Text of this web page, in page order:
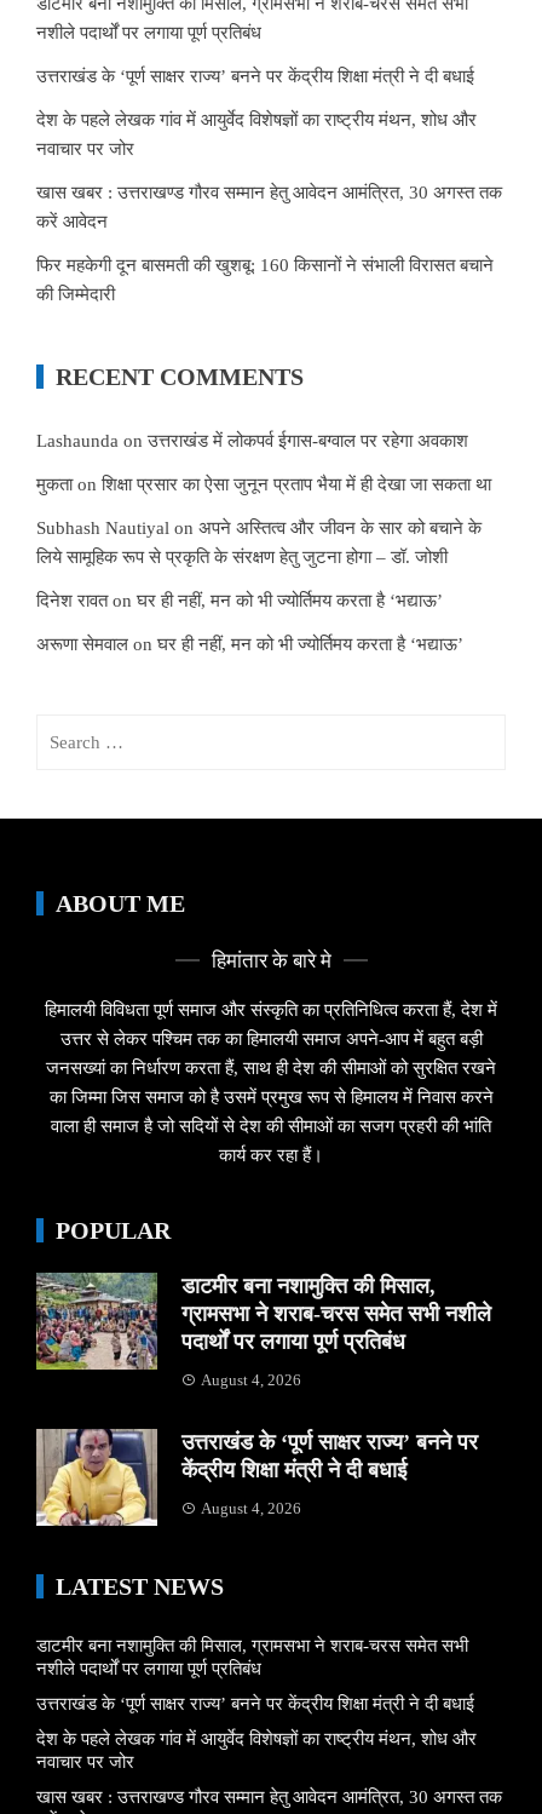
नशीले पदार्थों पर लगाया पूर्ण प्रतिबंध
उत्तराखंड के ‘पूर्ण साक्षर राज्य’ बनने पर केंद्रीय शिक्षा मंत्री ने दी बधाई
देश के पहले लेखक गांव में आयुर्वेद विशेषज्ञों का राष्ट्रीय मंथन, शोध और
नवाचार पर जोर
खास खबर : उत्तराखण्ड गौरव सम्मान हेतु आवेदन आमंत्रित, 30 अगस्त तक
करें आवेदन
फिर महकेगी दून बासमती की खुशबू: 160 किसानों ने संभाली विरासत बचाने
की जिम्मेदारी
RECENT COMMENTS
Lashaunda onउत्तराखंड में लोकपर्व ईगास-बग्वाल पर रहेगा अवकाश
मुकताonशिक्षा प्रसार का ऐसा जुनून प्रताप भैया में ही देखा जा सकता था
Subhash Nautiyal on अपने अस्तित्व और जीवन के सार को बचाने के
लिये सामूहिक रूप से प्रकृति के संरक्षण हेतु जुटना होगा – डॉ. जोशी
दिनेश रावतonघर ही नहीं, मन को भी ज्योर्तिमय करता है ‘भद्याऊ’
अरूणा सेमवाल onघर ही नहीं, मन को भी ज्योर्तिमय करता है ‘भद्याऊ’
ABOUT ME
हिमांतार के बारे मे
हिमालयी विविधता पूर्ण समाज और संस्कृति का प्रतिनिधित्व करता हैं, देश में
उत्तर से लेकर पश्चिम तक का हिमालयी समाज अपने-आप में बहुत बड़ी
जनसख्यां का निर्धारण करता हैं, साथ ही देश की सीमाओं को सुरक्षित रखने
का जिम्मा जिस समाज को है उसमें प्रमुख रूप से हिमालय में निवास करने
वाला ही समाज है जो सदियों से देश की सीमाओं का सजग प्रहरी की भांति
कार्य कर रहा हैं।
POPULAR
डाटमीर बना नशामुक्ति की मिसाल,
ग्रामसभा ने शराब-चरस समेत सभी नशीले
पदार्थों पर लगाया पूर्ण प्रतिबंध
August 4, 2026
उत्तराखंड के ‘पूर्ण साक्षर राज्य’ बनने पर
केंद्रीय शिक्षा मंत्री ने दी बधाई
August 4, 2026
LATEST NEWS
डाटमीर बना नशामुक्ति की मिसाल, ग्रामसभा ने शराब-चरस समेत सभी
नशीले पदार्थों पर लगाया पूर्ण प्रतिबंध
उत्तराखंड के ‘पूर्ण साक्षर राज्य’ बनने पर केंद्रीय शिक्षा मंत्री ने दी बधाई
देश के पहले लेखक गांव में आयुर्वेद विशेषज्ञों का राष्ट्रीय मंथन, शोध और
नवाचार पर जोर
खास खबर : उत्तराखण्ड गौरव सम्मान हेतु आवेदन आमंत्रित, 30 अगस्त तक